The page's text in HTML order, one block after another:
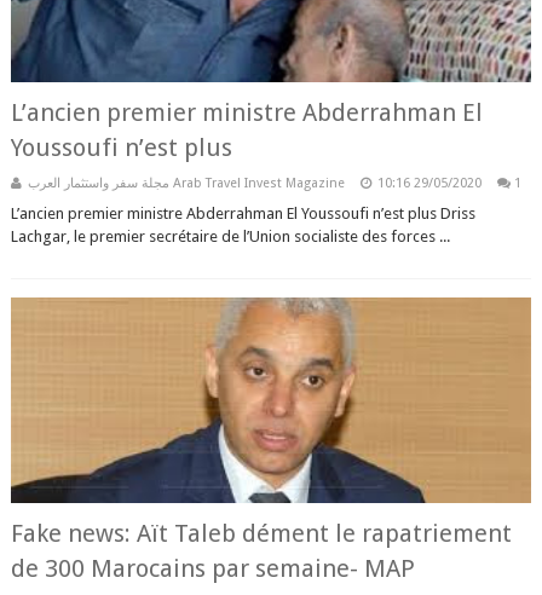
L’ancien premier ministre Abderrahman El
Youssoufi n’est plus
مجلة سفر واستثمار العرب Arab Travel Invest Magazine 10:16 29/05/2020 1
L’ancien premier ministre Abderrahman El Youssoufi n’est plus Driss
Lachgar, le premier secrétaire de l’Union socialiste des forces ...
Fake news: Aït Taleb dément le rapatriement
de 300 Marocains par semaine- MAP